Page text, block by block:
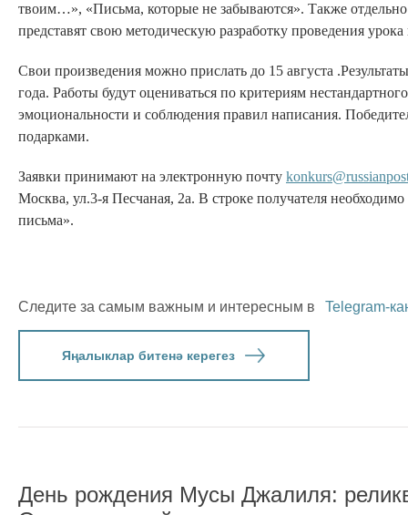
твоим…», «Письма, которые не забываются». Также отдельно
представят свою методическую разработку проведения
Свои произведения можно прислать до 15 августа
года. Работы будут оцениваться по критериям
эмоциональности и соблюдения правил написания.
подарками.
Заявки принимают на электронную почту
Москва, ул.3-я Песчаная, 2а. В строке получателя
письма».
Следите за самым важным и интересным в Telegram-
Яңалыклар битенә керегез
День рождения Мусы Джалиля: